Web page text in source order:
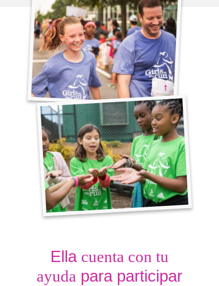
Ella cuenta con tu
ayuda para participar